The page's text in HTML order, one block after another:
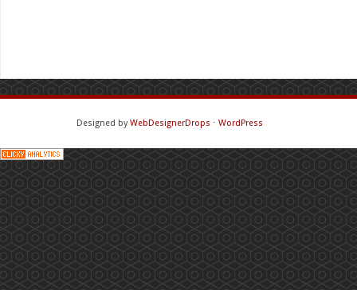
Designed byWebDesignerDrops ⋅ WordPress